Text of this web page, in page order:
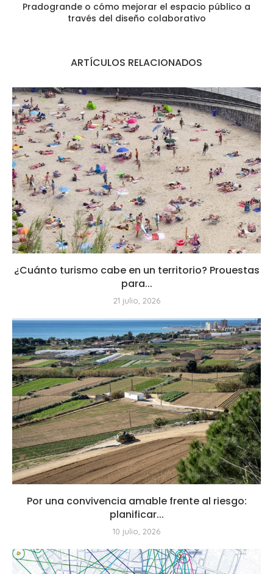
Pradogrande o cómo mejorar el espacio público a
través del diseño colaborativo
ARTÍCULOS RELACIONADOS
¿Cuánto turismo cabe en un territorio? Prouestas
para...
21 julio, 2026
Por una convivencia amable frente al riesgo:
planificar...
10 julio, 2026